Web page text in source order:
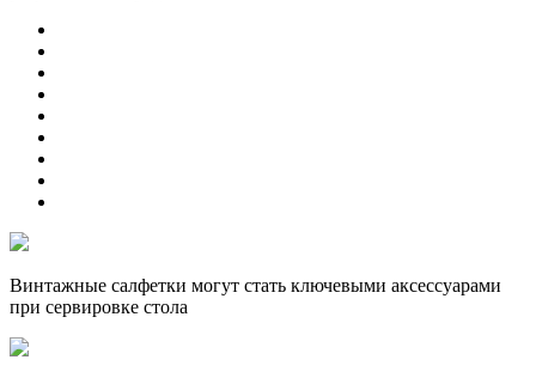
Винтажные салфетки могут стать ключевыми аксессуарами
при сервировке стола